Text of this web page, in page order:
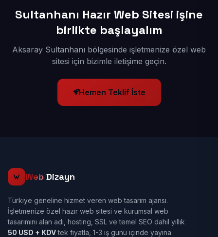
Sultanhanı Hazır Web Sitesi işine
birlikte başlayalım
Aksaray Sultanhanı bölgesinde işletmenize özel web
sitesi için bizimle iletişime geçin.
Hemen Teklif İste
Web Dizayn
Türkiye geneline hizmet veren web tasarım ajansı.
İşletmenize özel hazır web sitesi ve kurumsal web
tasarımını alan adı, hosting, SSL ve temel SEO dahil yıllık
50 USD + KDVtek fiyatla, 1-3 iş günü içinde yayına